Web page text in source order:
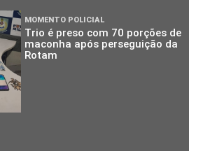
MOMENTO POLICIAL
Trio é preso com 70 porções de
maconha após perseguição da
Rotam